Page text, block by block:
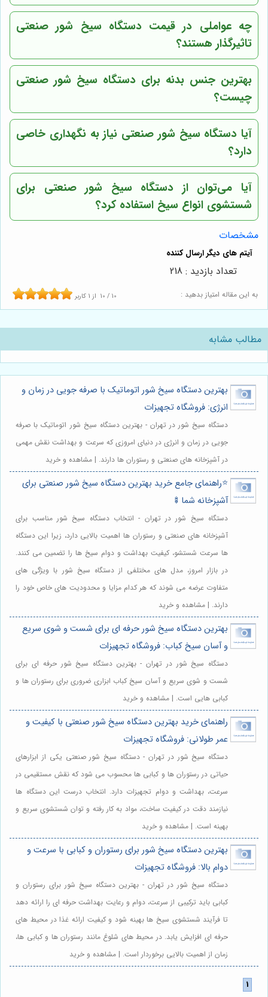
چه عواملی در قیمت دستگاه سیخ شور صنعتی
تاثیرگذار هستند؟
بهترین جنس بدنه برای دستگاه سیخ شور صنعتی
چیست؟
آیا دستگاه سیخ شور صنعتی نیاز به نگهداری خاصی
دارد؟
آیا می‌توان از دستگاه سیخ شور صنعتی برای
شستشوی انواع سیخ استفاده کرد؟
مشخصات
به این مقاله امتیاز بدهید : 10 / 10 از1 کاربر
تعداد بازدید : 218
مطالب مشابه
بهترین دستگاه سیخ شور اتوماتیک با صرفه جویی در زمان و
انرژی: فروشگاه تجهیزات
دستگاه سیخ شور در تهران - بهترین دستگاه سیخ شور اتوماتیک با صرفه
جویی در زمان و انرژی در دنیای امروزی که سرعت و بهداشت نقش مهمی
در آشپزخانه های صنعتی و رستوران ها دارند. | مشاهده و خرید
⭐️راهنمای جامع خرید بهترین دستگاه سیخ شور صنعتی برای
آشپزخانه شما🍢
دستگاه سیخ شور در تهران - انتخاب دستگاه سیخ شور مناسب برای
آشپزخانه های صنعتی و رستوران ها اهمیت بالایی دارد، زیرا این دستگاه
ها سرعت شستشو، کیفیت بهداشت و دوام سیخ ها را تضمین می کنند.
در بازار امروز، مدل های مختلفی از دستگاه سیخ شور با ویژگی های
متفاوت عرضه می شوند که هر کدام مزایا و محدودیت های خاص خود را
دارند. | مشاهده و خرید
بهترین دستگاه سیخ شور حرفه ای برای شست و شوی سریع
و آسان سیخ کباب: فروشگاه تجهیزات
دستگاه سیخ شور در تهران - بهترین دستگاه سیخ شور حرفه ای برای
شست و شوی سریع و آسان سیخ کباب ابزاری ضروری برای رستوران ها و
کبابی هایی است. | مشاهده و خرید
راهنمای خرید بهترین دستگاه سیخ شور صنعتی با کیفیت و
عمر طولانی: فروشگاه تجهیزات
دستگاه سیخ شور در تهران - دستگاه سیخ شور صنعتی یکی از ابزارهای
حیاتی در رستوران ها و کبابی ها محسوب می شود که نقش مستقیمی در
سرعت، بهداشت و دوام تجهیزات دارد. انتخاب درست این دستگاه ها
نیازمند دقت در کیفیت ساخت، مواد به کار رفته و توان شستشوی سریع و
بهینه است. | مشاهده و خرید
بهترین دستگاه سیخ شور برای رستوران و کبابی با سرعت و
دوام بالا: فروشگاه تجهیزات
دستگاه سیخ شور در تهران - بهترین دستگاه سیخ شور برای رستوران و
کبابی باید ترکیبی از سرعت، دوام و رعایت بهداشت حرفه ای را ارائه دهد
تا فرآیند شستشوی سیخ ها بهینه شود و کیفیت ارائه غذا در محیط های
حرفه ای افزایش یابد. در محیط های شلوغ مانند رستوران ها و کبابی ها،
زمان از اهمیت بالایی برخوردار است. | مشاهده و خرید